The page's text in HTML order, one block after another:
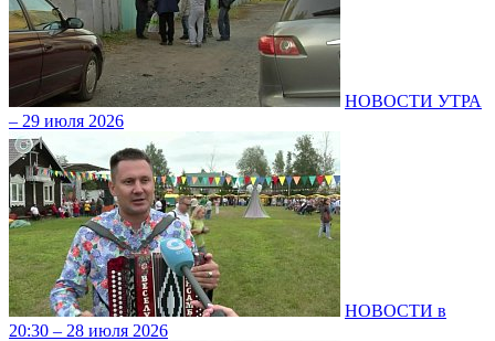
НОВОСТИ УТРА
– 29 июля 2026
НОВОСТИ в
20:30 – 28 июля 2026